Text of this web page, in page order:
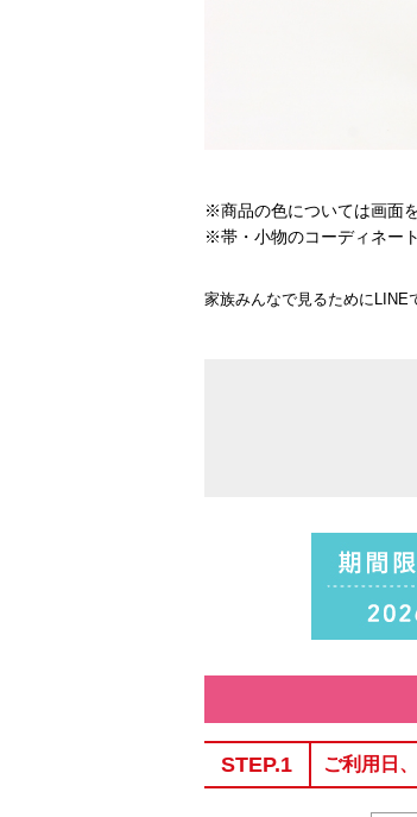
※商品の色については画面
※帯・小物のコーディネー
家族みんなで見るためにLINE
STEP.1 ご利用日